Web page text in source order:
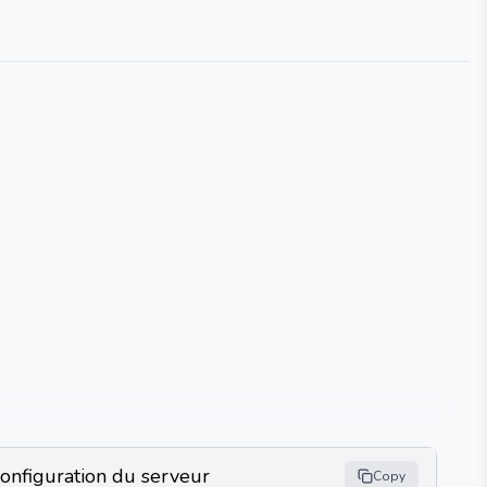
du serveur Copy